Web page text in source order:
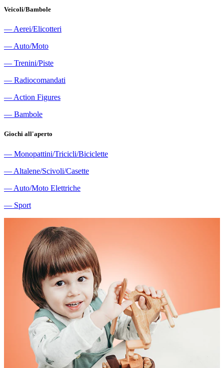
Veicoli/Bambole
― Aerei/Elicotteri
― Auto/Moto
― Trenini/Piste
― Radiocomandati
― Action Figures
― Bambole
Giochi all'aperto
― Monopattini/Tricicli/Biciclette
― Altalene/Scivoli/Casette
― Auto/Moto Elettriche
― Sport